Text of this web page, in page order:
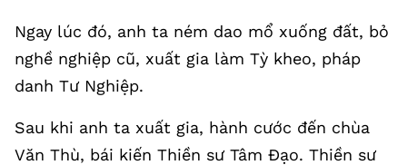
Ngay lúc đó, anh ta ném dao mổ xuống đất, bỏ
nghề nghiệp cũ, xuất gia làm Tỳ kheo, pháp
danh Tư Nghiệp.
Sau khi anh ta xuất gia, hành cước đến chùa
Văn Thù, bái kiến Thiền sư Tâm Đạo. Thiền sư